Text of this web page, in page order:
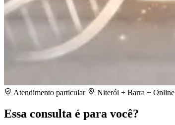
Atendimento particular Niterói + Barra + Online
Essa consulta é para você?